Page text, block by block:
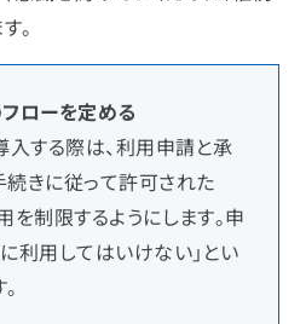
。
ローを定める
する際は、利用申請と承
きに従って許可された
制限するようにします。申
利用してはいけない」とい